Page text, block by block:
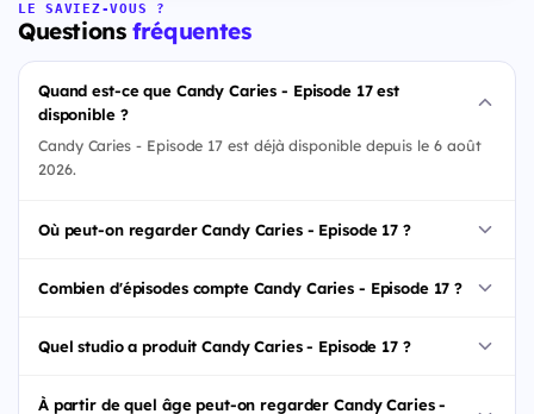
LE SAVIEZ-VOUS ?
Questionsfréquentes
Quand est-ce que Candy Caries - Episode 17 est
disponible ?
Candy Caries - Episode 17 est déjà disponible depuis le 6 août
2026.
Où peut-on regarder Candy Caries - Episode 17 ?
Combien d'épisodes compte Candy Caries - Episode 17 ?
Quel studio a produit Candy Caries - Episode 17 ?
À partir de quel âge peut-on regarder Candy Caries -